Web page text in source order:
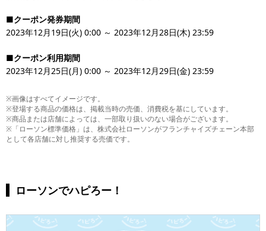
■クーポン発券期間
2023年12月19日(火) 0:00 ～ 2023年12月28日(木) 23:59
■クーポン利用期間
2023年12月25日(月) 0:00 ～ 2023年12月29日(金) 23:59
※画像はすべてイメージです。
※登場する商品の価格は、掲載当時の売価、消費税を基にしています。
※商品または店舗によっては、一部取り扱いのない場合がございます。
※「ローソン標準価格」は、株式会社ローソンがフランチャイズチェーン本部
として各店舗に対し推奨する売価です。
ローソンでハピろー！